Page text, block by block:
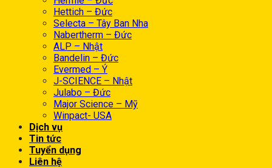
Hettich – Đức
Selecta – Tây Ban Nha
Nabertherm – Đức
ALP – Nhật
Bandelin – Đức
Evermed – Ý
J-SCIENCE – Nhật
Julabo – Đức
Major Science – Mỹ
Winpact- USA
Dịch vụ
Tin tức
Tuyển dụng
Liên hệ